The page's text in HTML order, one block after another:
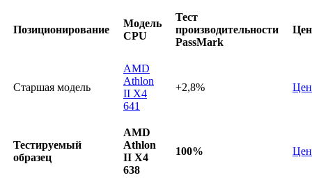
Позиционирование
Модель
CPU
Тест
производительности
PassMark
Старшая модель
AMD
Athlon
II X4
641
+2,8%
Тестируемый
образец
AMD
Athlon
II X4
638
100%